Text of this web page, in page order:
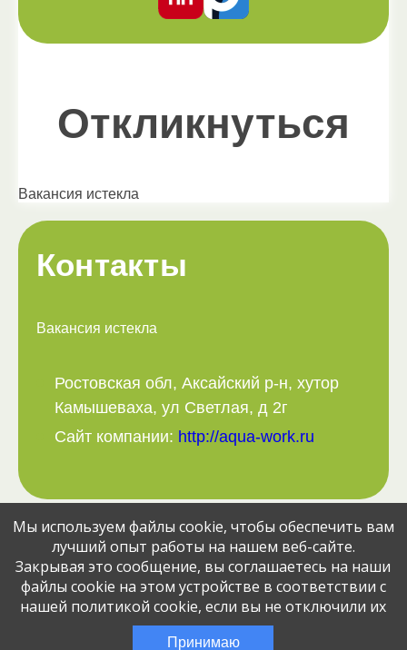
Откликнуться
Вакансия истекла
Контакты
Вакансия истекла
Ростовская обл, Аксайский р-н, хутор
Камышеваха, ул Светлая, д 2г
Сайт компании: http://aqua-work.ru
Поделитесь вакансией с друзьями:
© Jobcart, 2023
Эта вакансия размещена3 месяца назад
Мы используем файлы cookie, чтобы обеспечить вам
лучший опыт работы на нашем веб-сайте.
Закрывая это сообщение, вы соглашаетесь на наши
файлы cookie на этом устройстве в соответствии с
нашей политикой cookie, если вы не отключили их
Принимаю